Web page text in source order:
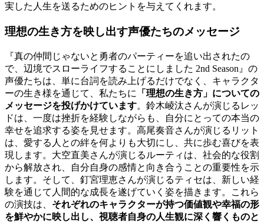
実した人生を送るためのヒントを与えてくれます。
理想の生き方を映し出す声優たちのメッセージ
『真の仲間じゃないと勇者のパーティーを追い出されたの
で、辺境でスローライフすることにしました 2nd Season』の
声優たちは、単に台詞を読み上げるだけでなく、キャラクタ
ーの生き様を通じて、私たちに
「理想の生き方」についての
メッセージを投げかけています。鈴木崚汰さんが演じるレッ
ドは、一度は挫折を経験しながらも、自分にとっての本当の
幸せを追求する姿を見せます。高尾奏音さんが演じるリット
は、愛する人との絆を何よりも大切にし、共に歩む喜びを表
現します。大空直美さんが演じるルーティは、社会的な役割
から解放され、自分自身の感情と向き合うことの重要性を示
します。そして、釘宮理恵さんが演じるティセは、新しい経
験を通じて人間的な成長を遂げていく姿を描きます。これら
の演技は、 それぞれのキャラクターが持つ価値観や幸福の形
を鮮やかに映し出し、視聴者自身の人生観に深く響くものと